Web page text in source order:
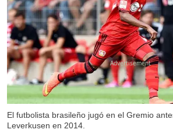
El futbolista brasileño jugó en el Gremio
Leverkusen en 2014.